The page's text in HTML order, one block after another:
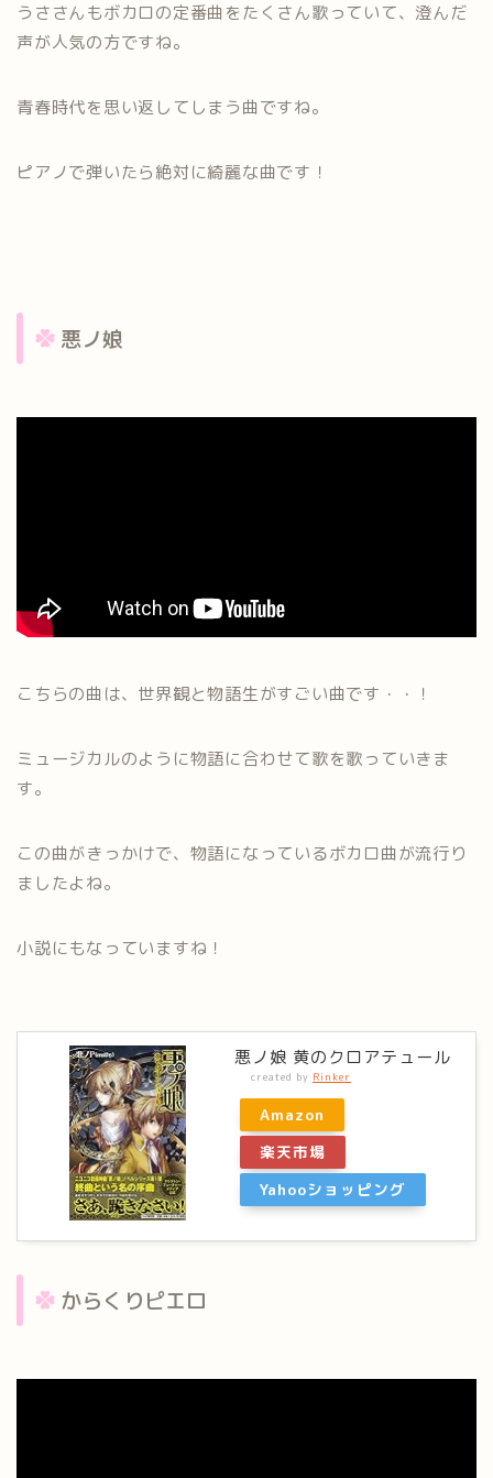
うささんもボカロの定番曲をたくさん歌っていて、澄んだ
声が人気の方ですね。
青春時代を思い返してしまう曲ですね。
ピアノで弾いたら絶対に綺麗な曲です！
悪ノ娘
こちらの曲は、世界観と物語生がすごい曲です・・！
ミュージカルのように物語に合わせて歌を歌っていきま
す。
この曲がきっかけで、物語になっているボカロ曲が流行り
ましたよね。
小説にもなっていますね！
悪ノ娘 黄のクロアテュール
created by Rinker
Amazon
楽天市場
Yahooショッピング
からくりピエロ